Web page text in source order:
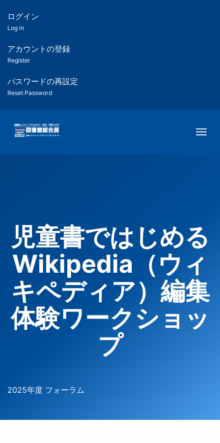
ツ
匿
名
ユ
ー
ー
用
メ
ログイン
Log in
アカウントの登録
Register
パスワードの再設定
Reset Password
児童書ではじめる
Wikipedia（ウィ
キペディア）編集
体験ワークショッ
プ
2025年度 フォーラム